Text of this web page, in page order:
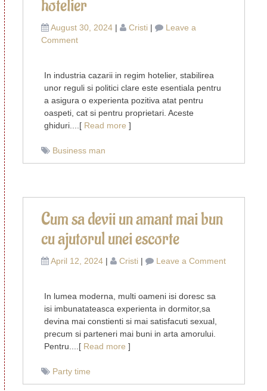
hotelier
August 30, 2024 | Cristi |
Leave a
Commenton
politici
esentiale
pentru
cazarea
in
hotelier
In industria cazarii in regim hotelier, stabilirea
unor reguli si politici clare este esentiala pentru
a asigura o experienta pozitiva atat pentru
oaspeti, cat si pentru proprietari. Aceste
ghiduri....[ Read more ]
Business man
Cum sa devii un amant mai bun
cu ajutorul unei escorte
April 12, 2024 | Cristi | Leave a Commenton
unei
In lumea moderna, multi oameni isi doresc sa
isi imbunatateasca experienta in dormitor,sa
devina mai constienti si mai satisfacuti sexual,
precum si parteneri mai buni in arta amorului.
Pentru....[ Read more ]
Party time